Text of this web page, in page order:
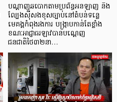
បណ្តាញឆបោកតាមប្រព័ន្ធអនឡាញ និង
ល្បែងស៊ីសងខុសច្បាប់នៅតំបន់ទន្លេ
មេគង្គកំពុងរងការ បង្ក្រាប​កាន់តែខ្លាំង
ខណៈអាជ្ញាធរឡាវបានបណ្តេញ
ជនជាតិថៃ៣២នា…